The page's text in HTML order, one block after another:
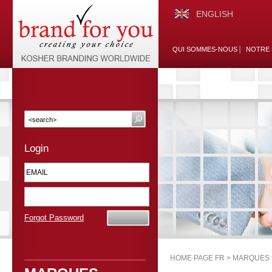
ENGLISH
QUI SOMMES-NOUS NOTRE
Login
Forgot Password
HOME PAGE FR > MARQUES